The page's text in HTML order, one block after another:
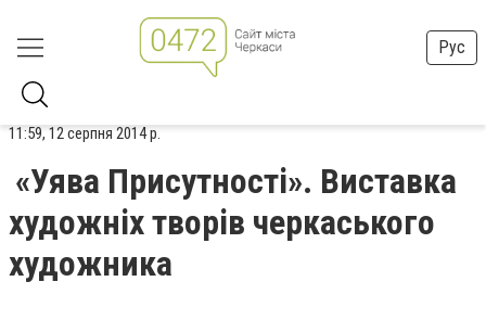
Рус
11:59, 12 серпня 2014 р.
«Уява Присутності». Виставка
художніх творів черкаського
художника